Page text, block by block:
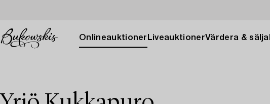
Onlineauktioner LiveauktionerVärdera & sälja